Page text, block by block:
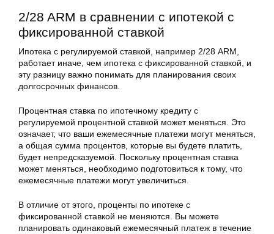
2/28 ARM в сравнении с ипотекой с
фиксированной ставкой
Ипотека с регулируемой ставкой, например 2/28 ARM,
работает иначе, чем ипотека с фиксированной ставкой, и
эту разницу важно понимать для планирования своих
долгосрочных финансов.
Процентная ставка по ипотечному кредиту с
регулируемой процентной ставкой может меняться. Это
означает, что ваши ежемесячные платежи могут меняться,
а общая сумма процентов, которые вы будете платить,
будет непредсказуемой. Поскольку процентная ставка
может меняться, необходимо подготовиться к тому, что
ежемесячные платежи могут увеличиться.
В отличие от этого, проценты по ипотеке с
фиксированной ставкой не меняются. Вы можете
планировать одинаковый ежемесячный платеж в течение